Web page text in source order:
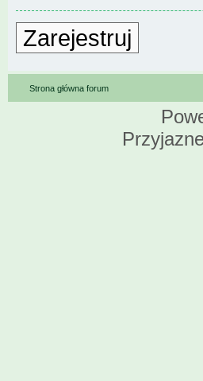
Zarejestruj
Strona główna forum